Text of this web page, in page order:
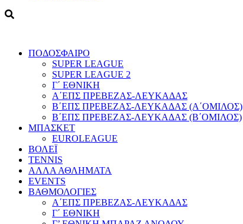
ΠΟΔΟΣΦΑΙΡΟ
SUPER LEAGUE
SUPER LEAGUE 2
Γ΄ ΕΘΝΙΚΗ
Α΄ΕΠΣ ΠΡΕΒΕΖΑΣ-ΛΕΥΚΑΔΑΣ
Β΄ΕΠΣ ΠΡΕΒΕΖΑΣ-ΛΕΥΚΑΔΑΣ (Α΄ΟΜΙΛΟΣ)
Β΄ΕΠΣ ΠΡΕΒΕΖΑΣ-ΛΕΥΚΑΔΑΣ (Β΄ΟΜΙΛΟΣ)
ΜΠΑΣΚΕΤ
EUROLEAGUE
ΒΟΛΕΪ
TENNIS
ΑΛΛΑ ΑΘΛΗΜΑΤΑ
EVENTS
ΒΑΘΜΟΛΟΓΙΕΣ
Α΄ΕΠΣ ΠΡΕΒΕΖΑΣ-ΛΕΥΚΑΔΑΣ
Γ΄ ΕΘΝΙΚΗ